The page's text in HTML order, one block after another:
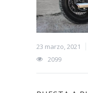
23 marzo, 2021
2099